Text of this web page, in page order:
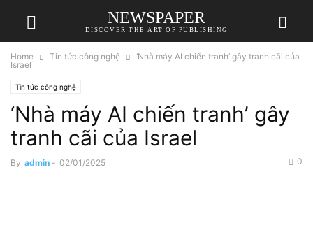
NEWSPAPER
DISCOVER THE ART OF PUBLISHING
Home Tin tức công nghệ
‘Nhà máy AI chiến tranh’ gây tranh cãi của
Israel
Tin tức công nghệ
‘Nhà máy AI chiến tranh’ gây
tranh cãi của Israel
By admin - 02/01/2025 0